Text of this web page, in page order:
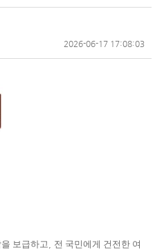
2026-06-17 17:08:03
보급하고
전 국민에게 건전한 여